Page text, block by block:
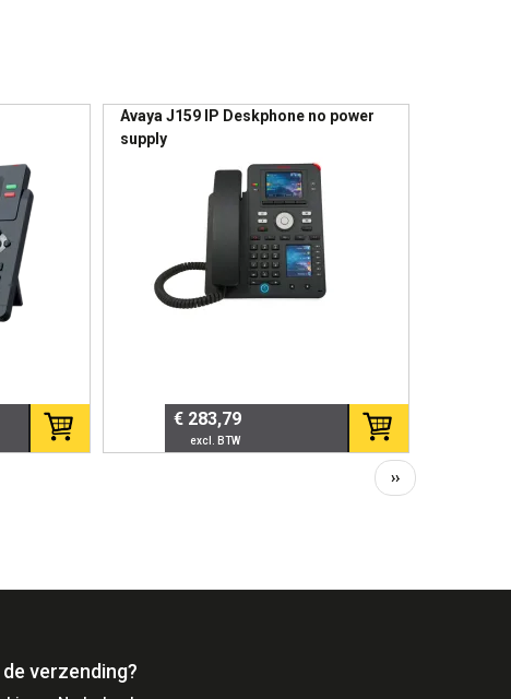
Avaya J159 IP Deskphone no power
supply
€ 283,79
Volgende
pagina
››
verzending?